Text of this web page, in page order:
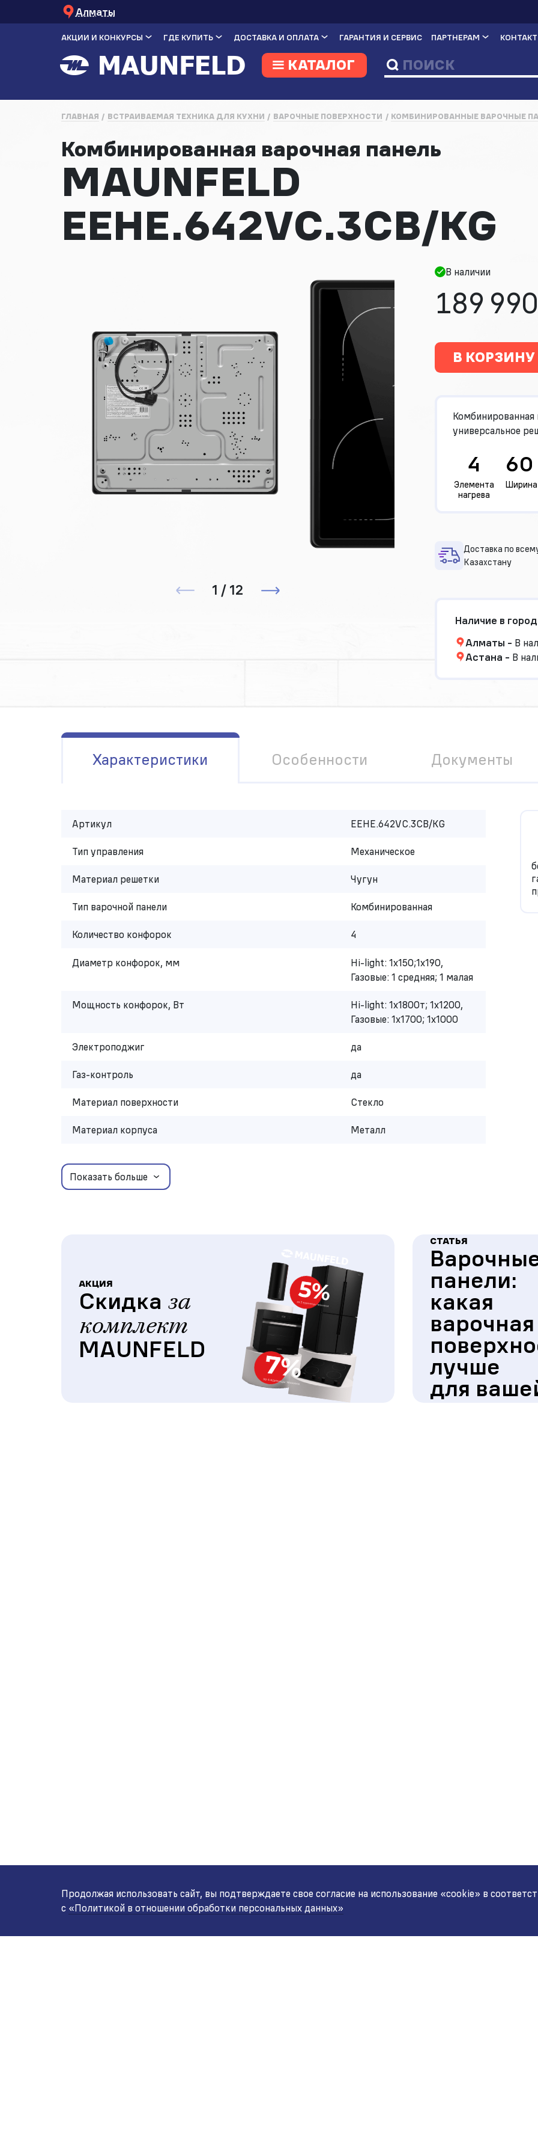
Алматы
АКЦИИ И КОНКУРСЫ ГДЕ КУПИТЬ ДОСТАВКА И ОПЛАТА ГАРАНТИЯ И СЕРВИС ПАРТНЕРАМ
КАТАЛОГ
ГЛАВНАЯ ВСТРАИВАЕМАЯ ТЕХНИКА ДЛЯ КУХНИ ВАРОЧНЫЕ ПОВЕРХНОСТИ КОМБИНИРОВАННЫЕ ВАРОЧНЫЕ
Комбинированная варочная панель
MAUNFELD
EEHE.642VC.3CB/KG
1 / 12
В наличии
189
В КОРЗИНУ
Комбинированная
универсальное
4
Элемента
нагрева
Ширина
Доставка по
Казахстану
Наличие в
Алматы - В
Астана - В
Характеристики Особенности Документы
Артикул EEHE.642VC.3CB/KG
Тип управления Механическое
Материал решетки Чугун
Тип варочной панели Комбинированная
Количество конфорок 4
Диаметр конфорок, мм
Hi-light: 1х150;1х190,
Газовые: 1 средняя; 1 малая
Мощность конфорок, Вт
Hi-light: 1х1800т; 1х1200,
Газовые: 1х1700; 1х1000
Электроподжиг да
Газ-контроль да
Материал поверхности Стекло
Материал корпуса Металл
Показать больше
АКЦИЯ
Скидка за
комплект
MAUNFELD
СТАТЬЯ
панели:
какая
варочная
лучше
для
Продолжая использовать сайт, вы подтверждаете свое согласие на использование «cookie» в
с «Политикой в отношении обработки персональных данных»